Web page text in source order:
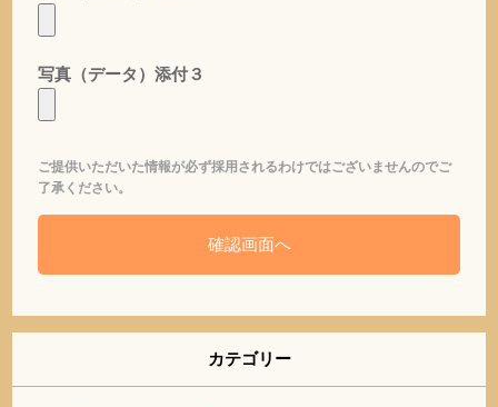
写真（データ）添付３
ご提供いただいた情報が必ず採用されるわけではございませんのでご
了承ください。
カテゴリー